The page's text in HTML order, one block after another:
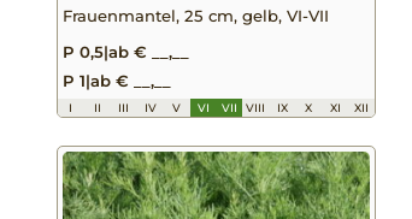
Frauenmantel, 25 cm, gelb, VI-VII
P 0,5|ab € __,__
P 1|ab € __,__
I II III IV V VI VII VIII IX X XI XII